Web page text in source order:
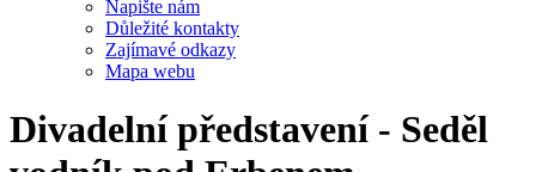
Napište nám
Důležité kontakty
Zajímavé odkazy
Mapa webu
Divadelní představení - Seděl